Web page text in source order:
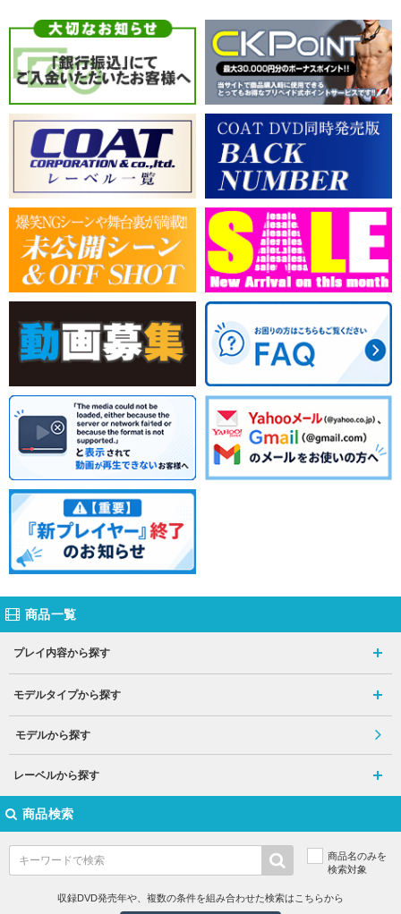
商品一覧
プレイ内容から探す
モデルタイプから探す
モデルから探す
レーベルから探す
商品検索
商品名のみを
検索対象
収録DVD発売年や、複数の条件を組み合わせた検索はこちらから